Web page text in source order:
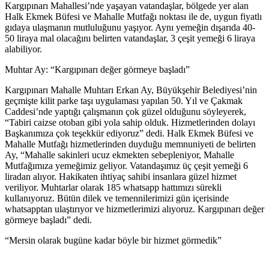
Kargıpınarı Mahallesi’nde yaşayan vatandaşlar, bölgede yer alan
Halk Ekmek Büfesi ve Mahalle Mutfağı noktası ile de, uygun fiyatlı
gıdaya ulaşmanın mutluluğunu yaşıyor. Aynı yemeğin dışarıda 40-
50 liraya mal olacağını belirten vatandaşlar, 3 çeşit yemeği 6 liraya
alabiliyor.
Muhtar Ay: “Kargıpınarı değer görmeye başladı”
Kargıpınarı Mahalle Muhtarı Erkan Ay, Büyükşehir Belediyesi’nin
geçmişte kilit parke taşı uygulaması yapılan 50. Yıl ve Çakmak
Caddesi’nde yaptığı çalışmanın çok güzel olduğunu söyleyerek,
“Tabiri caizse otoban gibi yola sahip olduk. Hizmetlerinden dolayı
Başkanımıza çok teşekkür ediyoruz” dedi. Halk Ekmek Büfesi ve
Mahalle Mutfağı hizmetlerinden duyduğu memnuniyeti de belirten
Ay, “Mahalle sakinleri ucuz ekmekten sebepleniyor, Mahalle
Mutfağımıza yemeğimiz geliyor. Vatandaşımız üç çeşit yemeği 6
liradan alıyor. Hakikaten ihtiyaç sahibi insanlara güzel hizmet
veriliyor. Muhtarlar olarak 185 whatsapp hattımızı sürekli
kullanıyoruz. Bütün dilek ve temennilerimizi gün içerisinde
whatsapptan ulaştırıyor ve hizmetlerimizi alıyoruz. Kargıpınarı değer
görmeye başladı” dedi.
“Mersin olarak bugüne kadar böyle bir hizmet görmedik”